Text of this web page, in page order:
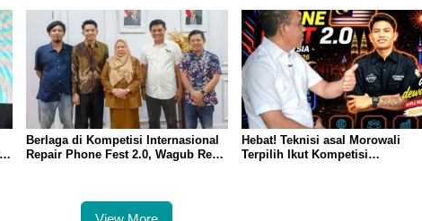
Berlaga di Kompetisi Internasional
Repair Phone Fest 2.0, Wagub Reny
Hebat! Teknisi asal Morowali
Terpilih Ikut Kompetisi